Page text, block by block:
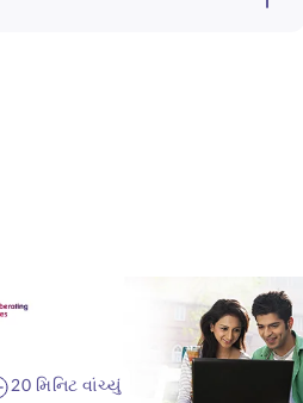
20 મિનિટ વાંચ્યું